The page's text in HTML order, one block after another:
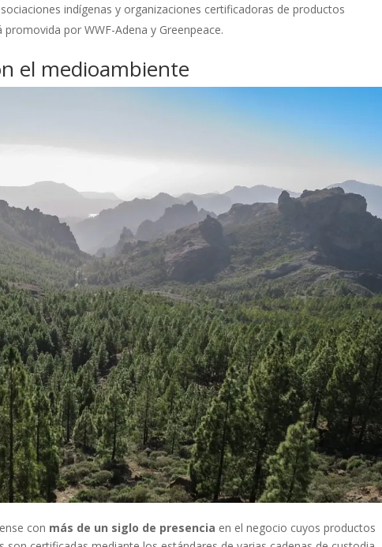
indígenas y organizaciones certificadoras de productos
por WWF-Adena y Greenpeace.
el medioambiente
con más de un siglo de presencia en el negocio cuyos productos